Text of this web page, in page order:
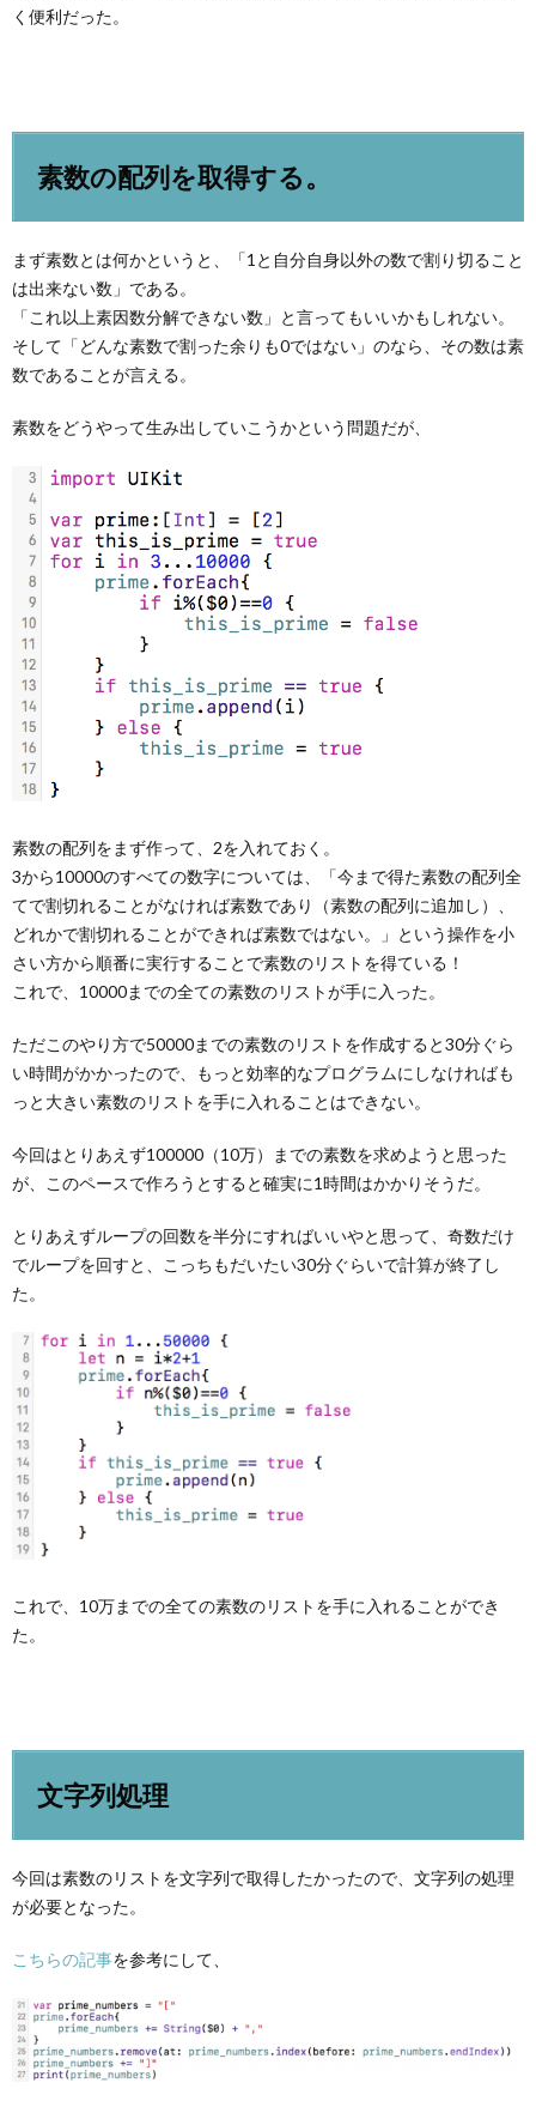
く便利だった。
素数の配列を取得する。
まず素数とは何かというと、「1と自分自身以外の数で割り切ること
は出来ない数」である。
「これ以上素因数分解できない数」と言ってもいいかもしれない。
そして「どんな素数で割った余りも0ではない」のなら、その数は素
数であることが言える。
素数をどうやって生み出していこうかという問題だが、
素数の配列をまず作って、2を入れておく。
3から10000のすべての数字については、「今まで得た素数の配列全
てで割切れることがなければ素数であり（素数の配列に追加し）、
どれかで割切れることができれば素数ではない。」という操作を小
さい方から順番に実行することで素数のリストを得ている！
これで、10000までの全ての素数のリストが手に入った。
ただこのやり方で50000までの素数のリストを作成すると30分ぐら
い時間がかかったので、もっと効率的なプログラムにしなければも
っと大きい素数のリストを手に入れることはできない。
今回はとりあえず100000（10万）までの素数を求めようと思った
が、このペースで作ろうとすると確実に1時間はかかりそうだ。
とりあえずループの回数を半分にすればいいやと思って、奇数だけ
でループを回すと、こっちもだいたい30分ぐらいで計算が終了し
た。
これで、10万までの全ての素数のリストを手に入れることができ
た。
文字列処理
今回は素数のリストを文字列で取得したかったので、文字列の処理
が必要となった。
こちらの記事を参考にして、